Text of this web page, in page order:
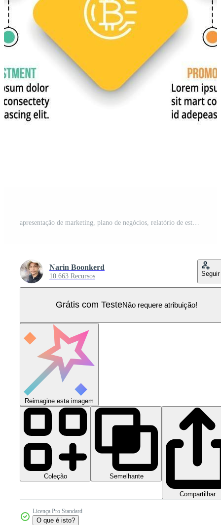
Narin Boonkerd
10.663 Recursos Seguir
Grátis com TesteNão requere atribuição!
Reimagine esta imagem
Coleção Semelhante
Compartilhar
Licença Pro Standard
O que é isto?